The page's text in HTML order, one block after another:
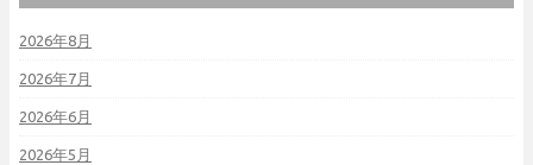
2026年8月
2026年7月
2026年6月
2026年5月